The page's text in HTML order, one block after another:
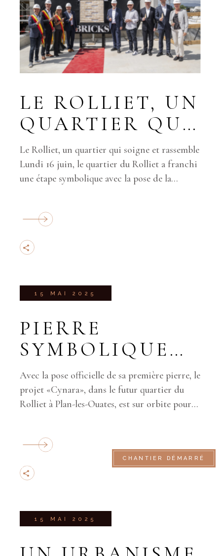
CHANTIER DÉMARRÉ
LE ROLLIET, UN
QUARTIER QUI
SOIGNE ET
RASSEMBLE
Le Rolliet, un quartier qui soigne et rassemble
Lundi 16 juin, le quartier du Rolliet a franchi
une étape symbolique avec la pose de la
15 MAI 2025
PIERRE
SYMBOLIQUE
POUR 551
LOGEMENTS
Avec la pose officielle de sa première pierre, le
projet «Cynara», dans le futur quartier du
Rolliet à Plan-les-Ouates, est sur orbite pour
15 MAI 2025